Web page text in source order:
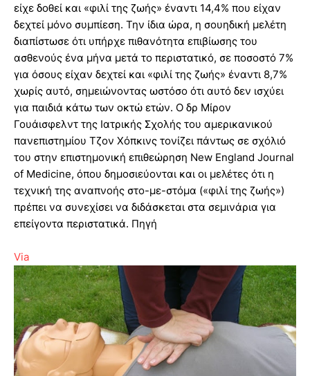
είχε δοθεί και «φιλί της ζωής» έναντι 14,4% που είχαν
δεχτεί μόνο συμπίεση. Την ίδια ώρα, η σουηδική μελέτη
διαπίστωσε ότι υπήρχε πιθανότητα επιβίωσης του
ασθενούς ένα μήνα μετά το περιστατικό, σε ποσοστό 7%
για όσους είχαν δεχτεί και «φιλί της ζωής» έναντι 8,7%
χωρίς αυτό, σημειώνοντας ωστόσο ότι αυτό δεν ισχύει
για παιδιά κάτω των οκτώ ετών. Ο δρ Μίρον
Γουάισφελντ της Ιατρικής Σχολής του αμερικανικού
πανεπιστημίου Τζον Χόπκινς τονίζει πάντως σε σχόλιό
του στην επιστημονική επιθεώρηση New England Journal
of Medicine, όπου δημοσιεύονται και οι μελέτες ότι η
τεχνική της αναπνοής στο-με-στόμα («φιλί της ζωής»)
πρέπει να συνεχίσει να διδάσκεται στα σεμινάρια για
επείγοντα περιστατικά. Πηγή
Via